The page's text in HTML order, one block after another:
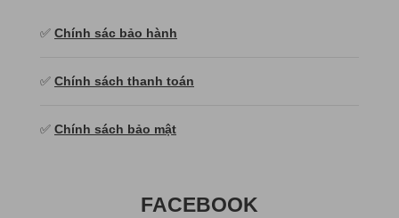
✅ Chính sác bảo hành
✅ Chính sách thanh toán
✅ Chính sách bảo mật
FACEBOOK